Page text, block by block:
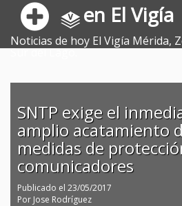
en El Vigía
Noticias de hoy El Vigía Mérida,
Sur del Lago.
SNTP exige el
amplio acatamiento
medidas de
comunicadores
Publicado el 23/05/2017
Por Jose Rodríguez